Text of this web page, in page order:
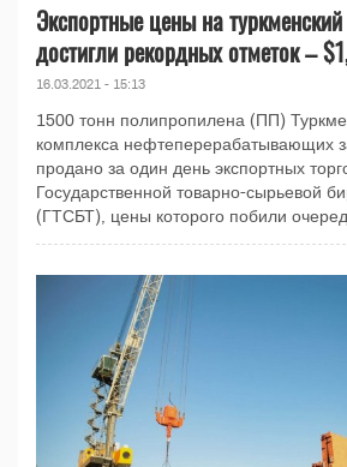
Экспортные цены на
достигли рекордных отметок –
16.03.2021 - 15:13
1500 тонн полипропилена (ПП)
комплекса нефтеперерабатывающих
продано за один день экспортных
Государственной товарно-сырьевой
(ГТСБТ), цены которого побили